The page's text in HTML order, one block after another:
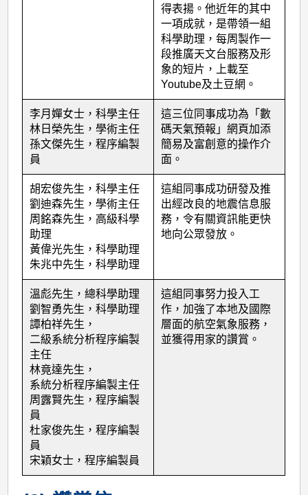
得表揚。他近年的其中
一項成就，是帶領一組
科學助理，每周製作一
段推廣天文台服務及形
象的短片，上載至
Youtube及土豆網。
李月嬋女士，科學主任
林日榮先生，學術主任
孫文傑先生，程序編製
員
這三位同事成功為「數
碼天氣預報」網頁加添
簡易及富創意的操作介
面。
胡宏俊先生，科學主任
劉迪森先生，學術主任
周銘森先生，高級科學
助理
黃偉光先生，科學助理
朱兆中先生，科學助理
這組同事成功研發及推
出經改良的地震信息服
務，令有關資訊能更快
地向公眾發放。
溫彪先生，總科學助理
劉智勇先生，科學助理
譚柏祥先生，
二級系統分析程序編製
主任
林竟達先生，
系統分析程序編製主任
周露賢先生，程序編製
員
杜家俊先生，程序編製
員
宋穎女士，程序編製員
這組同事努力投入工
作，加強了本地及國際
層面的航空氣象服務，
並獲得用家的讚賞。